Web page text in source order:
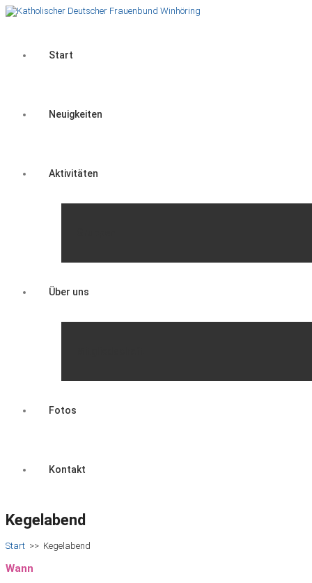
Start
Neuigkeiten
Aktivitäten
Über uns
Fotos
Kontakt
Kegelabend
Start >> Kegelabend
Wann